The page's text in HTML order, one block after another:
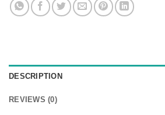
DESCRIPTION
REVIEWS (0)